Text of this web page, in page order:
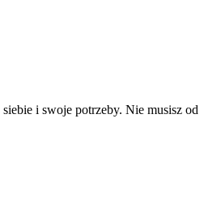
i swoje potrzeby. Nie musisz od